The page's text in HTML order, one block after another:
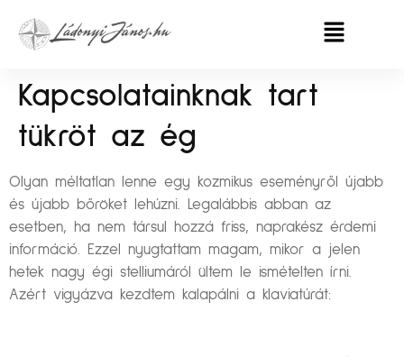
Kapcsolatainknak tart
tükröt az ég
Olyan méltatlan lenne egy kozmikus eseményről újabb
és újabb bőröket lehúzni. Legalábbis abban az
esetben, ha nem társul hozzá friss, naprakész érdemi
információ. Ezzel nyugtattam magam, mikor a jelen
hetek nagy égi stelliumáról ültem le ismételten írni.
Azért vigyázva kezdtem kalapálni a klaviatúrát: